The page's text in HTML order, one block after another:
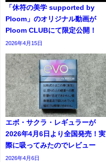
「休符の美学 supported by
Ploom」のオリジナル動画が
Ploom CLUBにて限定公開！
2026年4月15日
エボ・サクラ・レギュラーが
2026年4月6日より全国発売！実
際に吸ってみたのでレビュー
2026年4月6日